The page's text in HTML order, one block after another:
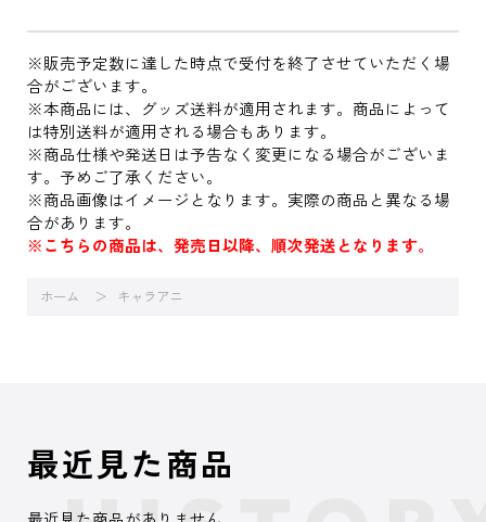
※販売予定数に達した時点で受付を終了させていただく場
合がございます。
※本商品には、グッズ送料が適用されます。商品によって
は特別送料が適用される場合もあります。
※商品仕様や発送日は予告なく変更になる場合がございま
す。予めご了承ください。
※商品画像はイメージとなります。実際の商品と異なる場
合があります。
※こちらの商品は、発売日以降、順次発送となります。
ホーム キャラアニ
最近見た商品